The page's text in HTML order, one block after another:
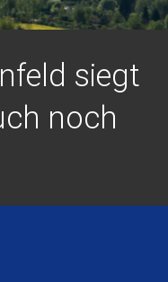
siegt
noch